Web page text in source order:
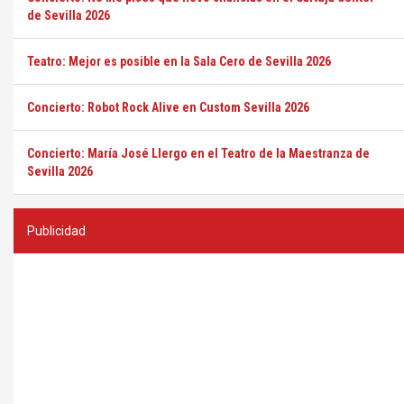
de Sevilla 2026
Teatro: Mejor es posible en la Sala Cero de Sevilla 2026
Concierto: Robot Rock Alive en Custom Sevilla 2026
Concierto: María José Llergo en el Teatro de la Maestranza de
Sevilla 2026
Publicidad